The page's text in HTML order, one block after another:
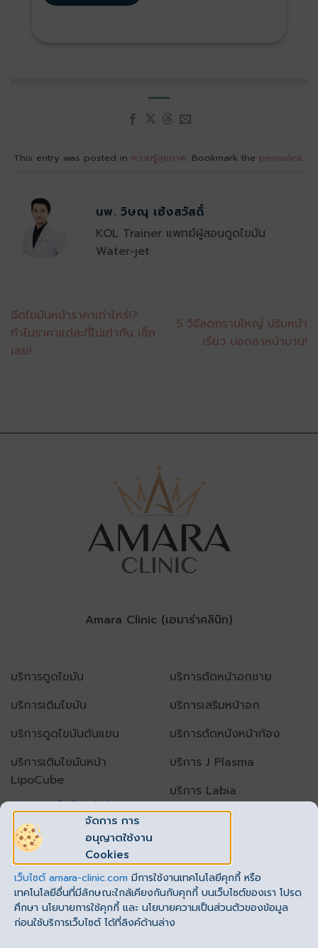
จัดการ การ
อนุญาตใช้งาน
Cookies
เว็บไซต์amara-clinic.com มีการใช้งานเทคโนโลยีคุกกี้ หรือ
เทคโนโลยีอื่นที่มีลักษณะใกล้เคียงกันกับคุกกี้ บนเว็บไซต์ของเรา โปรด
ศึกษา นโยบายการใช้คุกกี้ และ นโยบายความเป็นส่วนตัวของข้อมูล
ก่อนใช้บริการเว็บไซต์ ได้ที่ลิงค์ด้านล่าง
This entry was posted in ความรู้สุขภาพ. Bookmark the permalink.
นพ. วิษณุ เฮ้งสวัสดิ์
KOL Trainer แพทย์ผู้สอนดูดไขมัน
Water-jet
ฉีดไขมันหน้าราคาเท่าไหร่!?
ทำไมราคาแต่ละที่ไม่เท่ากัน เช็ก
เลย!
5 วิธีลดกรามใหญ่ ปรับหน้า
เรียว บอกลาหน้าบาน!
Amara Clinic (เอมาร่าคลินิก)
บริการดูดไขมัน
บริการเติมไขมัน
บริการดูดไขมันต้นแขน
บริการเติมไขมันหน้า
LipoCube
บริการดูดไขมันหน้าท้อง
บริการตัดหน้าอกชาย
บริการเสริมหน้าอก
บริการตัดหนังหน้าท้อง
บริการ J Plasma
บริการ Labia
เปิดทำการทุกวัน
เวลา 10.00 – 20.00 น.
โทร. : 062-789-1999 ต่อ 1(รัชโยธิน),2(ราชพฤกษ์)